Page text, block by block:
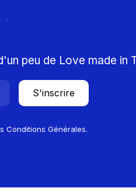
MTP
peu de Love made in
S'inscrire
Conditions Générales.